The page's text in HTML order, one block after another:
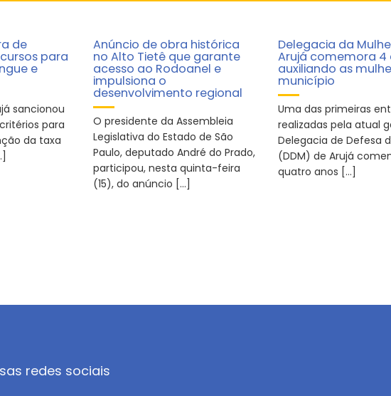
de
para
e
sancionou
para
da taxa
Anúncio de obra histórica
no Alto Tietê que garante
acesso ao Rodoanel e
impulsiona o
desenvolvimento regional
O presidente da Assembleia
Legislativa do Estado de São
Paulo, deputado André do Prado,
participou, nesta quinta-feira
(15), do anúncio […]
Delegacia da
Arujá comemora 4
auxiliando as
município
Uma das primeiras
realizadas pela atual
Delegacia de Defesa
(DDM) de Arujá
quatro anos […]
redes sociais